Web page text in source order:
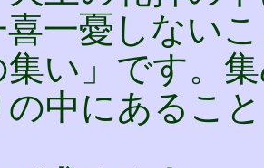
喜一憂しない
集い」です。
の中にあるこ